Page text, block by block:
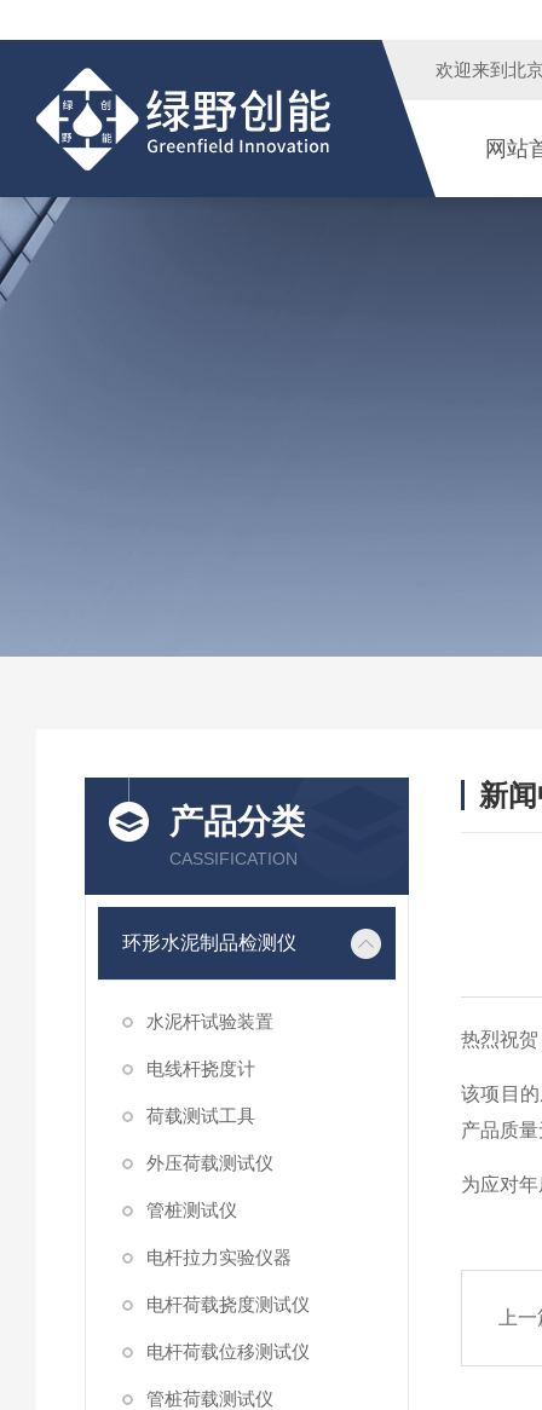
欢迎来到 北
网站
产品分类
CASSIFICATION
环形水泥制品检测仪
水泥杆试验装置
电线杆挠度计
荷载测试工具
外压荷载测试仪
管桩测试仪
电杆拉力实验仪器
电杆荷载挠度测试仪
电杆荷载位移测试仪
管桩荷载测试仪
新
热烈祝
该项目
产品质
为应对
上